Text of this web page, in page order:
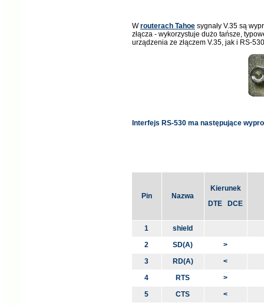
Wrouterach Tahoe sygnały V.35 są
złącza - wykorzystuje dużo tańsze,
urządzenia ze złączem V.35, jak i RS-
Interfejs RS-530 ma następujące
Pin Nazwa
Kierunek
DTE DCE
1
shield
2
SD(A)
>
3
RD(A)
<
4
RTS
>
5
CTS
<